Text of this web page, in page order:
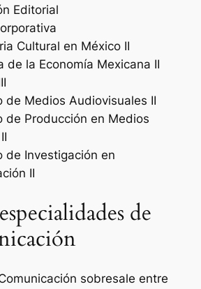
Editorial
Cultural en México II
de la Economía Mexicana II
de Medios Audiovisuales II
de Producción en Medios
de Investigación en
II
de
sobresale entre